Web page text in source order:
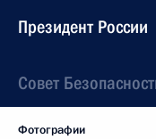
Президент России
Совет
Фотографии